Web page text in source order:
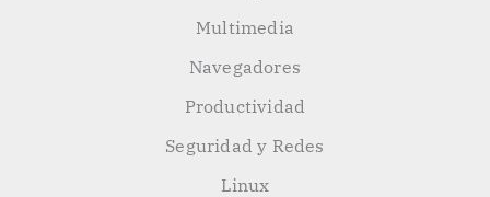
Multimedia
Navegadores
Productividad
Seguridad y Redes
Linux